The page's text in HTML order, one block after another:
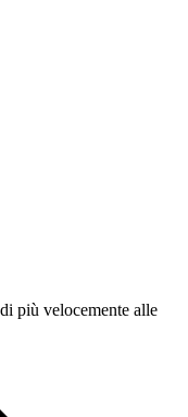
più velocemente alle